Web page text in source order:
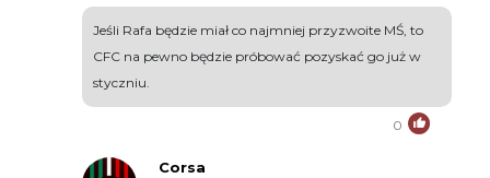
Jeśli Rafa będzie miał co najmniej przyzwoite MŚ, to
CFC na pewno będzie próbować pozyskać go już w
styczniu.
0
Corsa